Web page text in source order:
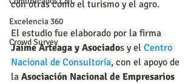
Excelencia 360
Crowd Survey
con otras como el turismo y el agro.
El estudio fue elaborado por la firma
Jaime Arteaga y Asociados y el Centro
Nacional de Consultoría, con el apoyo de
la Asociación Nacional de Empresarios